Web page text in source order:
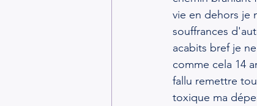
vie en dehors je
souffrances
acabits bref je
comme cela 14
fallu remettre
toxique ma